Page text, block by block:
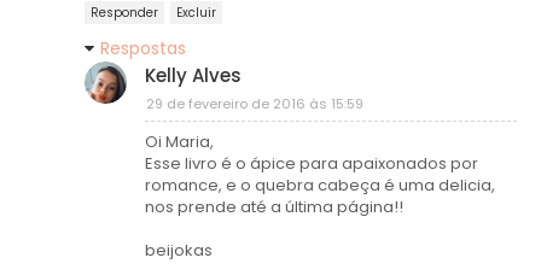
Responder Excluir
Respostas
Kelly Alves
29 de fevereiro de 2016 às 15:59
Oi Maria,
Esse livro é o ápice para apaixonados por
romance, e o quebra cabeça é uma delicia,
nos prende até a última página!!
beijokas